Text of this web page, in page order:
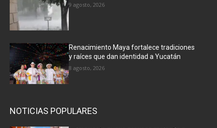
9 agosto, 2026
Renacimiento Maya fortalece tradiciones
y raíces que dan identidad a Yucatán
8 agosto, 2026
NOTICIAS POPULARES